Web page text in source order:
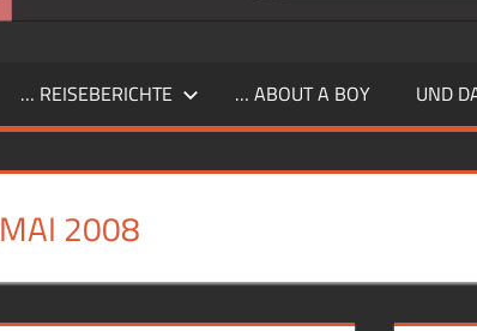
… REISEBERICHTE … ABOUT A BOY UND
MAI 2008